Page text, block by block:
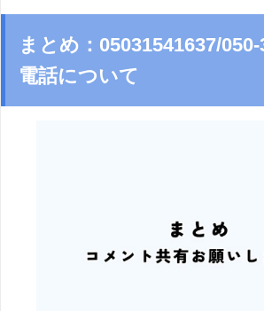
まとめ：05031541637/
電話について